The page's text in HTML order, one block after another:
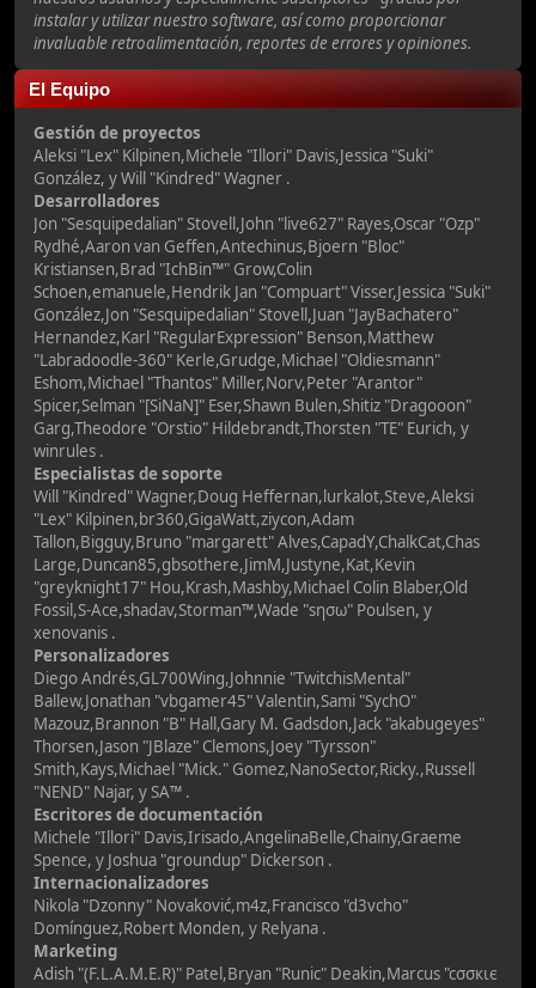
instalar y utilizar nuestro software, así como proporcionar
invaluable retroalimentación, reportes de errores y opiniones.
El Equipo
Gestión de proyectos
Aleksi "Lex" Kilpinen,Michele "Illori" Davis,Jessica "Suki"
González, y Will "Kindred" Wagner .
Desarrolladores
Jon "Sesquipedalian" Stovell,John "live627" Rayes,Oscar "Ozp"
Rydhé,Aaron van Geffen,Antechinus,Bjoern "Bloc"
Kristiansen,Brad "IchBin™" Grow,Colin
Schoen,emanuele,Hendrik Jan "Compuart" Visser,Jessica "Suki"
González,Jon "Sesquipedalian" Stovell,Juan "JayBachatero"
Hernandez,Karl "RegularExpression" Benson,Matthew
"Labradoodle-360" Kerle,Grudge,Michael "Oldiesmann"
Eshom,Michael "Thantos" Miller,Norv,Peter "Arantor"
Spicer,Selman "[SiNaN]" Eser,Shawn Bulen,Shitiz "Dragooon"
Garg,Theodore "Orstio" Hildebrandt,Thorsten "TE" Eurich, y
winrules .
Especialistas de soporte
Will "Kindred" Wagner,Doug Heffernan,lurkalot,Steve,Aleksi
"Lex" Kilpinen,br360,GigaWatt,ziycon,Adam
Tallon,Bigguy,Bruno "margarett" Alves,CapadY,ChalkCat,Chas
Large,Duncan85,gbsothere,JimM,Justyne,Kat,Kevin
"greyknight17" Hou,Krash,Mashby,Michael Colin Blaber,Old
Fossil,S-Ace,shadav,Storman™,Wade "sησω" Poulsen, y
xenovanis .
Personalizadores
Diego Andrés,GL700Wing,Johnnie "TwitchisMental"
Ballew,Jonathan "vbgamer45" Valentin,Sami "SychO"
Mazouz,Brannon "B" Hall,Gary M. Gadsdon,Jack "akabugeyes"
Thorsen,Jason "JBlaze" Clemons,Joey "Tyrsson"
Smith,Kays,Michael "Mick." Gomez,NanoSector,Ricky.,Russell
"NEND" Najar, y SA™ .
Escritores de documentación
Michele "Illori" Davis,Irisado,AngelinaBelle,Chainy,Graeme
Spence, y Joshua "groundup" Dickerson .
Internacionalizadores
Nikola "Dzonny" Novaković,m4z,Francisco "d3vcho"
Domínguez,Robert Monden, y Relyana .
Marketing
Adish "(F.L.A.M.E.R)" Patel,Bryan "Runic" Deakin,Marcus "cσσкιє